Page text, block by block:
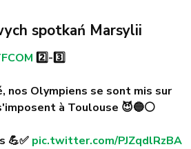
spotkań Marsylii
2️⃣-3️⃣
nos Olympiens se sont mis sur
à Toulouse 😈🔵⚪️
💪✅ pic.twitter.com/PJZqdlRzBA